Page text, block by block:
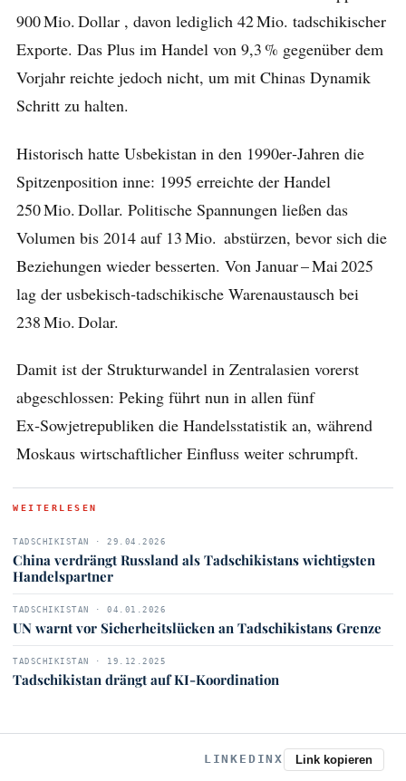
900 Mio. Dollar , davon lediglich 42 Mio. tadschikischer
Exporte. Das Plus im Handel von 9,3 % gegenüber dem
Vorjahr reichte jedoch nicht, um mit Chinas Dynamik
Schritt zu halten.
Historisch hatte Usbekistan in den 1990er‑Jahren die
Spitzen­position inne: 1995 erreichte der Handel
250 Mio. Dollar. Politische Spannungen ließen das
Volumen bis 2014 auf 13 Mio. abstürzen, bevor sich die
Beziehungen wieder besserten. Von Januar – Mai 2025
lag der usbekisch‑tadschikische Warenaustausch bei
238 Mio. Dolar.
Damit ist der Struktur­wandel in Zentralasien vorerst
abgeschlossen: Peking führt nun in allen fünf
Ex‑Sowjet­republiken die Handels­statistik an, während
Moskaus wirtschaftlicher Einfluss weiter schrumpft.
WEITERLESEN
TADSCHIKISTAN · 29.04.2026
China verdrängt Russland als Tadschikistans wichtigsten
Handelspartner
TADSCHIKISTAN · 04.01.2026
UN warnt vor Sicherheitslücken an Tadschikistans Grenze
TADSCHIKISTAN · 19.12.2025
Tadschikistan drängt auf KI-Koordination
LINKEDINX Link kopieren